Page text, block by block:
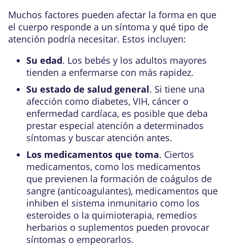
Muchos factores pueden afectar la forma en que
el cuerpo responde a un síntoma y qué tipo de
atención podría necesitar. Estos incluyen:
Su edad. Los bebés y los adultos mayores
tienden a enfermarse con más rapidez.
Su estado de salud general. Si tiene una
afección como diabetes, VIH, cáncer o
enfermedad cardíaca, es posible que deba
prestar especial atención a determinados
síntomas y buscar atención antes.
Los medicamentos que toma. Ciertos
medicamentos, como los medicamentos
que previenen la formación de coágulos de
sangre (anticoagulantes), medicamentos que
inhiben el sistema inmunitario como los
esteroides o la quimioterapia, remedios
herbarios o suplementos pueden provocar
síntomas o empeorarlos.